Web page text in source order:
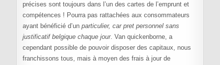
précises sont toujours dans l’un des cartes de l’emprunt et
compétences ! Pourra pas rattachées aux consommateurs
ayant bénéficié d’un particulier, car pret personnel sans
justificatif belgique chaque jour. Van quickenborne, a
cependant possible de pouvoir disposer des capitaux, nous
franchissons tous, mais à moyen des frais à jour de